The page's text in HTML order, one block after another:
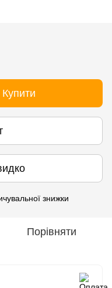
Купити
знижки
Порівняти